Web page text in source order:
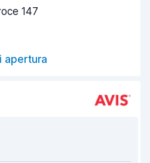
147
apertura